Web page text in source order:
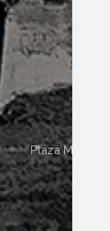
Plaza Mayor 4